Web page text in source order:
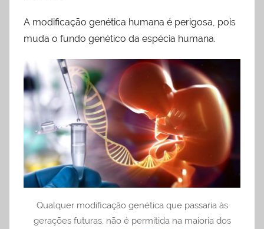
A modificação genética humana é perigosa, pois
muda o fundo genético da espécia humana.
Qualquer modificação genética que passaria às
gerações futuras, não é permitida na maioria dos